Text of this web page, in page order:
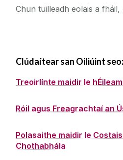
Chun tuilleadh eolais a fháil,
Clúdaítear san Oiliúint seo:
Treoirlínte maidir le
Róil agus Freagrachtaí an
Polasaithe maidir le
Chothabhála